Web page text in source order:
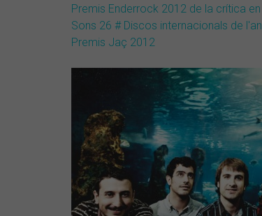
Premis Enderrock 2012 de la crítica
Sons 26 # Discos internacionals de
Premis Jaç 2012